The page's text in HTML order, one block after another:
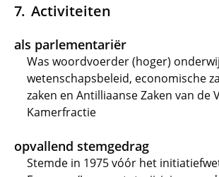
Activiteiten
als parlementariër
Was woordvoerder (hoger)
wetenschapsbeleid, economische
zaken en Antilliaanse Zaken van de
Kamerfractie
opvallend stemgedrag
Stemde in 1975 vóór het